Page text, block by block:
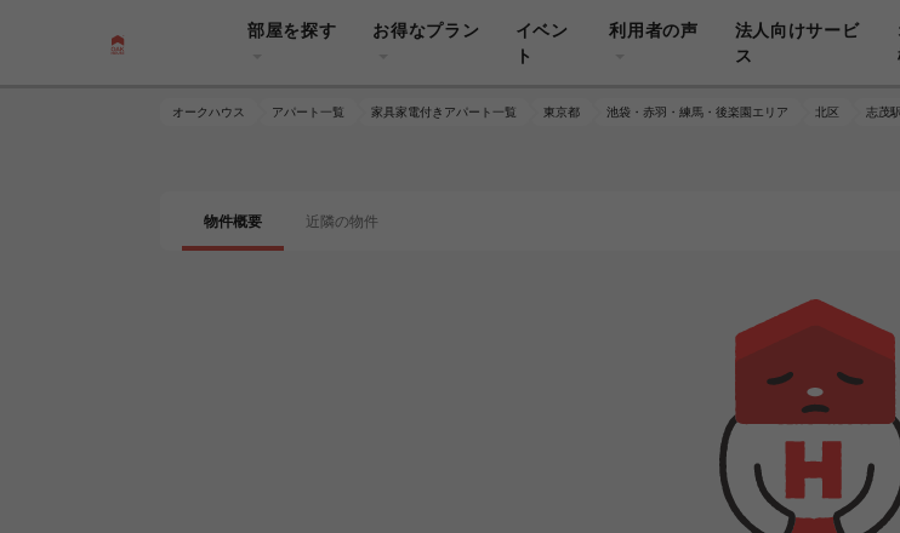
部屋を探す お得なプラン
イベン
ト
利用者の声
法人向けサービ
ス
オークハウス アパート一覧 家具家電付きアパート一覧 東京都 池袋・赤羽・練馬・後楽園エリア 北区 志茂駅
物件概要 近隣の物件